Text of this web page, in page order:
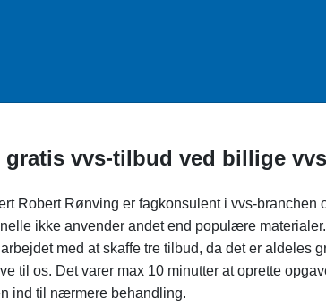
gratis vvs-tilbud ved billige
Robert Rønving er fagkonsulent i vvs-branchen
ikke anvender andet end populære
med at skaffe tre tilbud, da det er aldeles
til os. Det varer max 10 minutter at oprette
ind til nærmere behandling.